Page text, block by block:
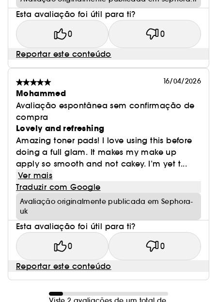
Esta avaliação foi útil para ti?
0 0
Reportar este conteúdo
16/04/2026
Mohammed
Avaliação espontânea sem confirmação de
compra
Lovely and refreshing
Amazing toner pads! I love using this before
doing a full glam. It makes my make up
apply so smooth and not cakey. I’m yet t...
Ver mais
Traduzir com Google
Avaliação originalmente publicada em Sephora-
uk
Esta avaliação foi útil para ti?
0 0
Reportar este conteúdo